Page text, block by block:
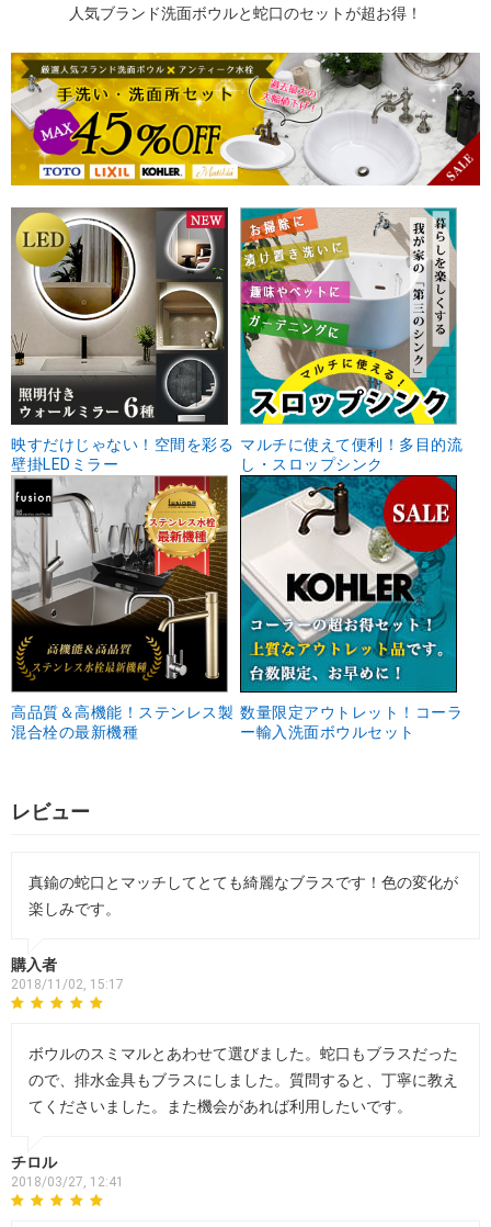
人気ブランド洗面ボウルと蛇口のセットが超お得！
映すだけじゃない！空間を彩る
壁掛LEDミラー
マルチに使えて便利！多目的流
し・スロップシンク
高品質＆高機能！ステンレス製
混合栓の最新機種
数量限定アウトレット！コーラ
ー輸入洗面ボウルセット
レビュー
真鍮の蛇口とマッチしてとても綺麗なブラスです！色の変化が
楽しみです。
購入者
2018/11/02, 15:17
ボウルのスミマルとあわせて選びました。蛇口もブラスだった
ので、排水金具もブラスにしました。質問すると、丁寧に教え
てくださいました。また機会があれば利用したいです。
チロル
2018/03/27, 12:41